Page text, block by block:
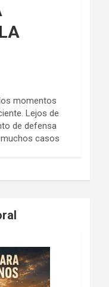
momentos
Lejos de
de defensa
casos